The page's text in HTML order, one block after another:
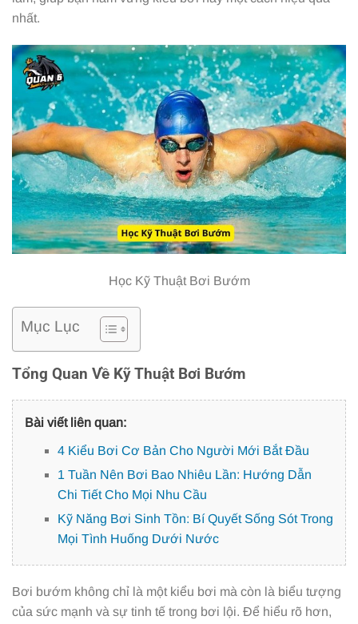
nhất.
Học Kỹ Thuật Bơi Bướm
Mục Lục
Tổng Quan Về Kỹ Thuật Bơi Bướm
Bài viết liên quan:
4 Kiểu Bơi Cơ Bản Cho Người Mới Bắt Đầu
1 Tuần Nên Bơi Bao Nhiêu Lần: Hướng Dẫn
Chi Tiết Cho Mọi Nhu Cầu
Kỹ Năng Bơi Sinh Tồn: Bí Quyết Sống Sót Trong
Mọi Tình Huống Dưới Nước
Bơi bướm không chỉ là một kiểu bơi mà còn là biểu tượng
của sức mạnh và sự tinh tế trong bơi lội. Để hiểu rõ hơn,